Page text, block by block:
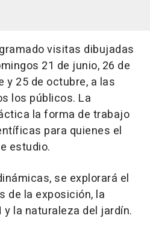
visitas dibujadas
21 de junio, 26 de
y 25 de octubre, a las
los públicos. La
la forma de trabajo
para quienes el
estudio.
se explorará el
de la exposición, la
y la naturaleza del jardín.